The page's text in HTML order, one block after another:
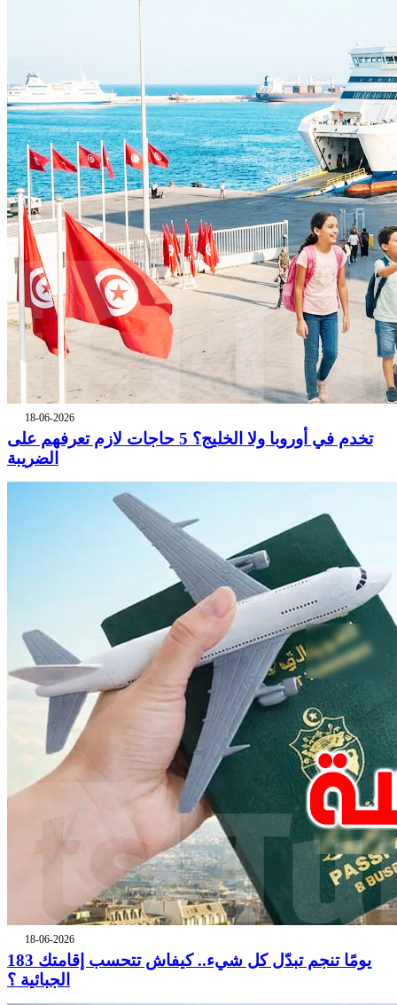
18-06-2026
تخدم في أوروبا ولا الخليج؟ 5 حاجات لازم تعرفهم على
الضريبة
18-06-2026
183 يومًا تنجم تبدّل كل شيء.. كيفاش تتحسب إقامتك
الجبائية ؟